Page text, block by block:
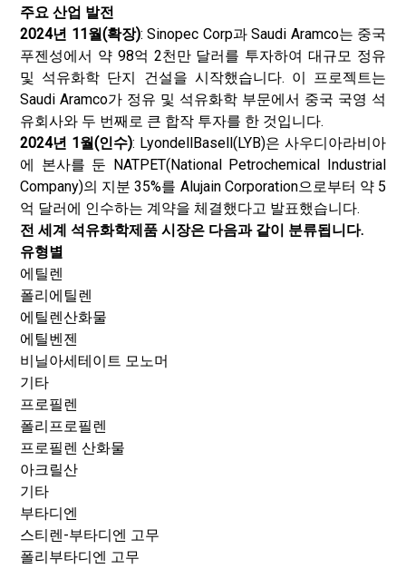
주요 산업 발전
2024년 11월(확장): Sinopec Corp과 Saudi Aramco는 중국
푸젠성에서 약 98억 2천만 달러를 투자하여 대규모 정유
및 석유화학 단지 건설을 시작했습니다. 이 프로젝트는
Saudi Aramco가 정유 및 석유화학 부문에서 중국 국영 석
유회사와 두 번째로 큰 합작 투자를 한 것입니다.
2024년 1월(인수): LyondellBasell(LYB)은 사우디아라비아
에 본사를 둔 NATPET(National Petrochemical Industrial
Company)의 지분 35%를 Alujain Corporation으로부터 약 5
억 달러에 인수하는 계약을 체결했다고 발표했습니다.
전 세계 석유화학제품 시장은 다음과 같이 분류됩니다.
유형별
에틸렌
폴리에틸렌
에틸렌산화물
에틸벤젠
비닐아세테이트 모노머
기타
프로필렌
폴리프로필렌
프로필렌 산화물
아크릴산
기타
부타디엔
스티렌-부타디엔 고무
폴리부타디엔 고무